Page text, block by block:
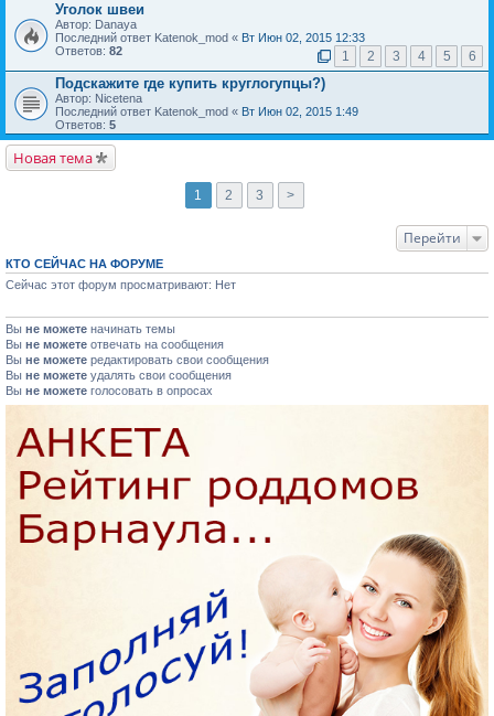
Уголок швеи
Автор: Danaya
Последний ответ Katenok_mod « Вт Июн 02, 2015 12:33
Ответов: 82 1 2 3 4 5 6
Подскажите где купить круглогупцы?)
Автор: Nicetena
Последний ответ Katenok_mod « Вт Июн 02, 2015 1:49
Ответов: 5
Новая тема
1 2 3 >
Перейти
КТО СЕЙЧАС НА ФОРУМЕ
Сейчас этот форум просматривают: Нет
Вы не можете начинать темы
Вы не можете отвечать на сообщения
Вы не можете редактировать свои сообщения
Вы не можете удалять свои сообщения
Вы не можете голосовать в опросах